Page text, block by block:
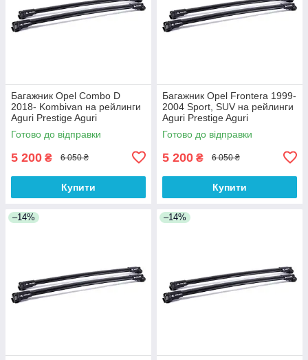
Багажник Opel Combo D
2018- Kombivan на рейлинги
Aguri Prestige Aguri
Готово до відправки
5 200 ₴ 6 050 ₴
Купити
Багажник Opel Frontera 1999-
2004 Sport, SUV на рейлинги
Aguri Prestige Aguri
Готово до відправки
5 200 ₴ 6 050 ₴
Купити
–14% –14%